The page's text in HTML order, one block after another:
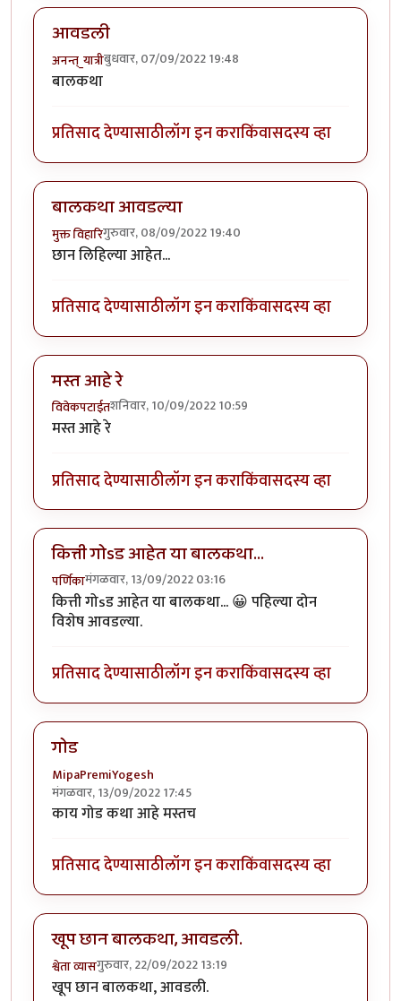
आवडली
अनन्त्_यात्रीबुधवार, 07/09/2022 19:48
बालकथा
प्रतिसाद देण्यासाठीलॉग इन कराकिंवासदस्य व्हा
बालकथा आवडल्या
मुक्त विहारिगुरुवार, 08/09/2022 19:40
छान लिहिल्या आहेत...
प्रतिसाद देण्यासाठीलॉग इन कराकिंवासदस्य व्हा
मस्त आहे रे
विवेकपटाईतशनिवार, 10/09/2022 10:59
मस्त आहे रे
प्रतिसाद देण्यासाठीलॉग इन कराकिंवासदस्य व्हा
कित्ती गोsड आहेत या बालकथा...
पर्णिकामंगळवार, 13/09/2022 03:16
कित्ती गोsड आहेत या बालकथा... 😀 पहिल्या दोन
विशेष आवडल्या.
प्रतिसाद देण्यासाठीलॉग इन कराकिंवासदस्य व्हा
गोड
MipaPremiYogesh
मंगळवार, 13/09/2022 17:45
काय गोड कथा आहे मस्तच
प्रतिसाद देण्यासाठीलॉग इन कराकिंवासदस्य व्हा
खूप छान बालकथा, आवडली.
श्वेता व्यासगुरुवार, 22/09/2022 13:19
खूप छान बालकथा, आवडली.